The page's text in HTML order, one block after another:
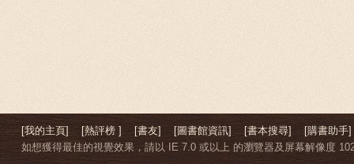
[我的主頁] [熱評榜 ] [書友] [圖書館資訊] [書本搜尋]
[購書助手]
如想獲得最佳的視覺效果，請以 IE 7.0 或以上 的瀏覽器及屏幕解像度